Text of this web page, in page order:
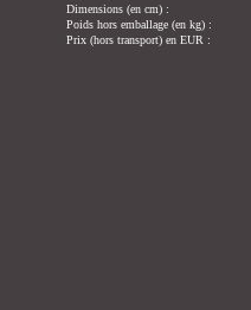
Dimensions (en cm) :
Poids hors emballage (en kg) :
Prix (hors transport) en EUR :